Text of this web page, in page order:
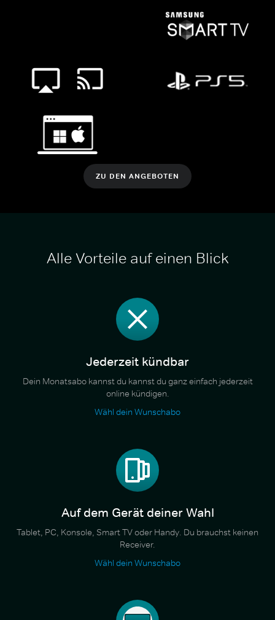
ZU DEN ANGEBOTEN
Alle Vorteile auf einen Blick
Jederzeit kündbar
Dein Monatsabo kannst du kannst du ganz einfach jederzeit
online kündigen.
Wähl dein Wunschabo
Auf dem Gerät deiner Wahl
Tablet, PC, Konsole, Smart TV oder Handy. Du brauchst keinen
Receiver.
Wähl dein Wunschabo